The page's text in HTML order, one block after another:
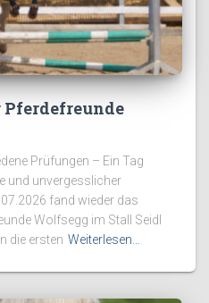
Prüfungen – Ein Tag
und unvergesslicher
fand wieder das
Wolfsegg im Stall Seidl
die ersten Weiterlesen…